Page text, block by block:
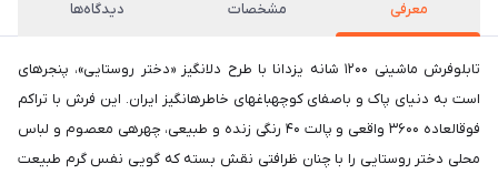
معرفی مشخصات دیدگاه‌ها
تابلوفرش ماشینی ۱۲۰۰ شانه یزدانا با طرح دلانگیز «دختر روستایی»، پنجرهای
است به دنیای پاک و باصفای کوچهباغهای خاطرهانگیز ایران. این فرش با تراکم
فوقالعاده ۳۶۰۰ واقعی و پالت ۴۰ رنگی زنده و طبیعی، چهرهی معصوم و لباس
محلی دختر روستایی را با چنان ظرافتی نقش بسته که گویی نفس گرم طبیعت